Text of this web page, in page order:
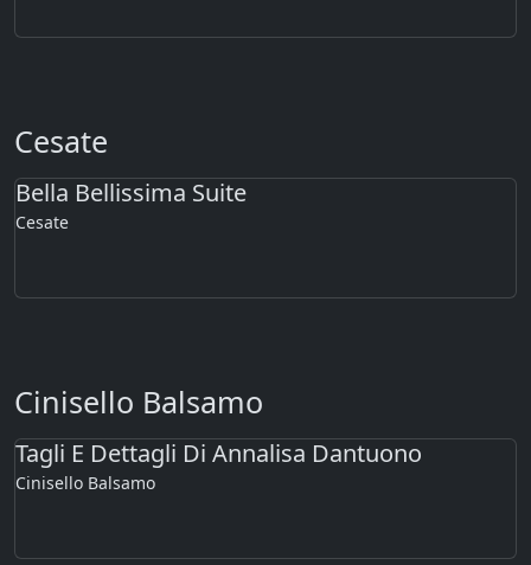
Cesate
Bella Bellissima Suite
Cesate
Cinisello Balsamo
Tagli E Dettagli Di Annalisa Dantuono
Cinisello Balsamo